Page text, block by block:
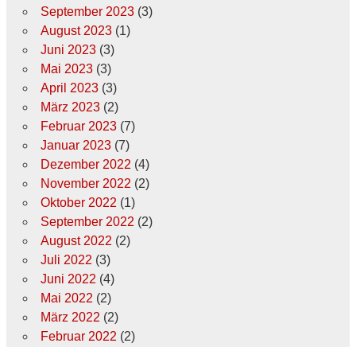
September 2023(3)
August 2023(1)
Juni 2023(3)
Mai 2023(3)
April 2023(3)
März 2023(2)
Februar 2023(7)
Januar 2023(7)
Dezember 2022 (4)
November 2022 (2)
Oktober 2022 (1)
September 2022 (2)
August 2022 (2)
Juli 2022 (3)
Juni 2022 (4)
Mai 2022 (2)
März 2022 (2)
Februar 2022 (2)